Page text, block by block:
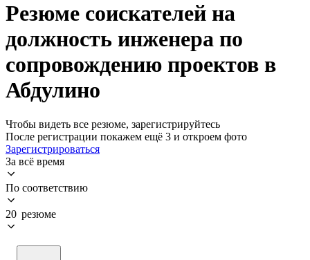
Резюме соискателей на
должность инженера по
сопровождению проектов в
Абдулино
Чтобы видеть все резюме, зарегистрируйтесь
После регистрации покажем ещё 3 и откроем фото
Зарегистрироваться
За всё время
По соответствию
20 резюме